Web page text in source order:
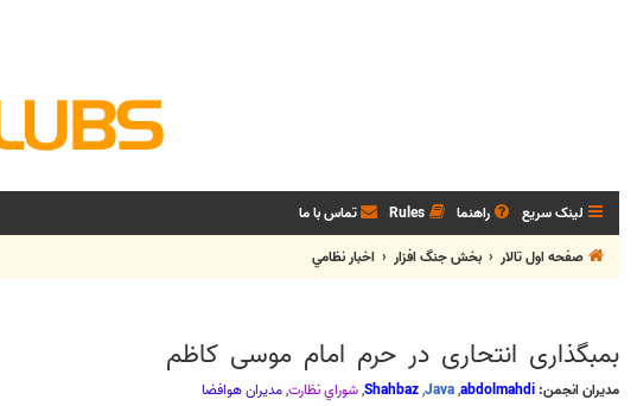
لینک سریع راهنما Rules تماس با ما
صفحه اول تالار
بخش جنگ افزار اخبار نظامي
بمبگذاری انتحاری در حرم امام موسی کاظم
مدیران انجمن: abdolmahdi
,
Java
,
Shahbaz
,شوراي نظارت,مديران هوافضا